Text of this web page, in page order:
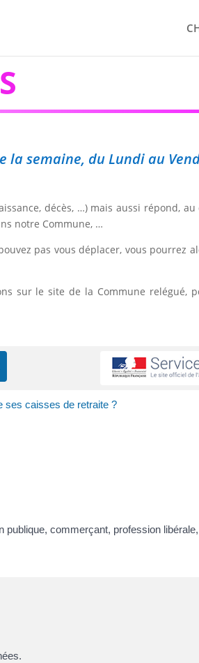
la semaine, du Lundi au
décès, …) mais aussi répond, au
notre Commune, …
pas vous déplacer, vous pourrez
sur le site de la Commune relégué,
ses caisses de retraite ?
publique, commerçant, profession